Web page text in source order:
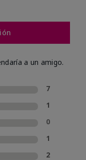
a un amigo.
7
1
0
1
2